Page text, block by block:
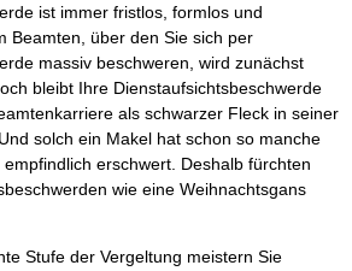
ist immer fristlos, formlos und
Beamten, über den Sie sich per
massiv beschweren, wird zunächst
bleibt Ihre Dienstaufsichtsbeschwerde
als schwarzer Fleck in seiner
solch ein Makel hat schon so manche
erschwert. Deshalb fürchten
wie eine Weihnachtsgans
Stufe der Vergeltung meistern Sie